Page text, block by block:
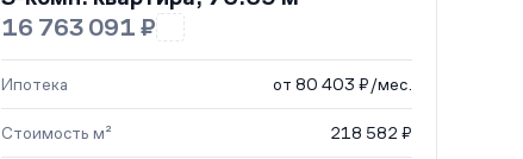
16 763 091 ₽
Ипотека от 80 403 ₽/мес.
Стоимость м² 218 582 ₽